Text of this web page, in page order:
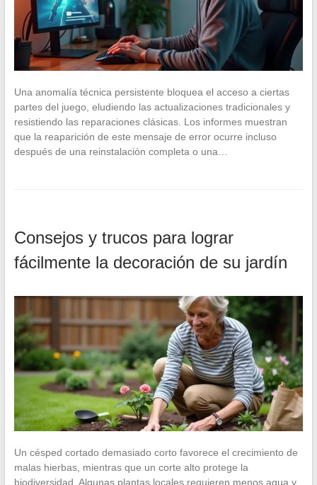
Una anomalía técnica persistente bloquea el acceso a ciertas
partes del juego, eludiendo las actualizaciones tradicionales y
resistiendo las reparaciones clásicas. Los informes muestran
que la reaparición de este mensaje de error ocurre incluso
después de una reinstalación completa o una…
Consejos y trucos para lograr
fácilmente la decoración de su jardín
Un césped cortado demasiado corto favorece el crecimiento de
malas hierbas, mientras que un corte alto protege la
biodiversidad. Algunas plantas locales requieren menos agua y